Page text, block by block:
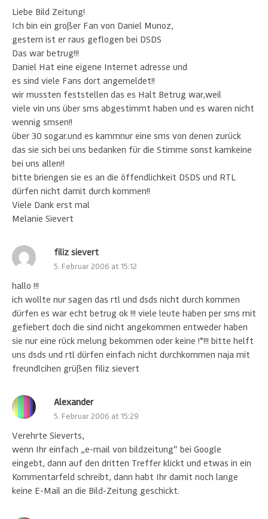
Liebe Bild Zeitung!
Ich bin ein großer Fan von Daniel Munoz,
gestern ist er raus geflogen bei DSDS
Das war betrug!!!
Daniel Hat eine eigene Internet adresse und
es sind viele Fans dort angemeldet!!
wir mussten feststellen das es Halt Betrug war,weil
viele vin uns über sms abgestimmt haben und es waren nicht
wennig smsen!!
über 30 sogar.und es kammnur eine sms von denen zurück
das sie sich bei uns bedanken für die Stimme sonst kamkeine
bei uns allen!!
bitte briengen sie es an die öffendlichkeit DSDS und RTL
dürfen nicht damit durch kommen!!
Viele Dank erst mal
Melanie Sievert
filiz sievert
5. Februar 2006 at 15:12
hallo !!!
ich wollte nur sagen das rtl und dsds nicht durch kommen
dürfen es war echt betrug ok !!! viele leute haben per sms mit
gefiebert doch die sind nicht angekommen entweder haben
sie nur eine rück melung bekommen oder keine !°!!! bitte helft
uns dsds und rtl dürfen einfach nicht durchkommen naja mit
freundlcihen grüßen filiz sievert
Alexander
5. Februar 2006 at 15:29
Verehrte Sieverts,
wenn Ihr einfach „e-mail von bildzeitung“ bei Google
eingebt, dann auf den dritten Treffer klickt und etwas in ein
Kommentarfeld schreibt, dann habt Ihr damit noch lange
keine E-Mail an die Bild-Zeitung geschickt.